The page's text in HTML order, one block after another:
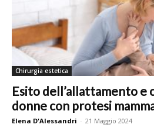
Chirurgia estetica
Esito dell’allattamento e
donne con protesi
Elena D'Alessandri - 21 Maggio 2024